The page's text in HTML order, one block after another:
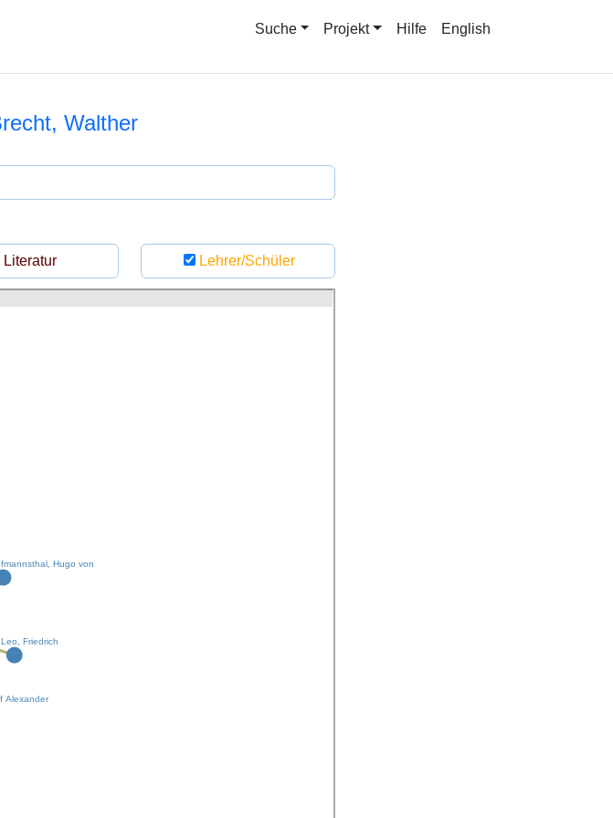
Suche Projekt Hilfe English
Walther
Literatur Lehrer/Schüler
Leo, Friedrich
Alexander
Hugo von